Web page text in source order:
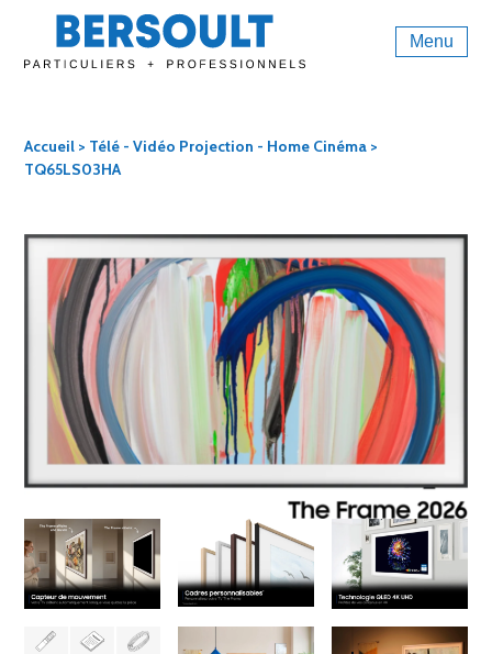
Menu
Accueil > Télé - Vidéo Projection - Home Cinéma >
TQ65LS03HA